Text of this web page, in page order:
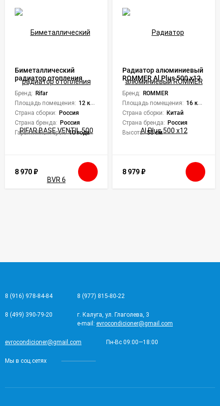
Биметаллический
радиатор отопления
RIFAR BASE VENTIL 500
BVR 6
Бренд: Rifar
Площадь помещения: 12 кв. м.
Страна сборки: Россия
Страна бренда: Россия
Гарантийный срок: 10 года
8 970 ₽
Радиатор алюминиевый
ROMMER Al Plus 500 x12
Бренд: ROMMER
Площадь помещения: 16 кв. м.
Страна сборки: Китай
Страна бренда: Россия
Высота: 56 см
8 979 ₽
8 (916) 978-84-84 8 (977) 815-80-22
8 (499) 390-79-20
г. Калуга, ул. Глаголева, 3
e-mail: evrocondicioner@gmail.com
evrocondicioner@gmail.com Пн-Вс 09:00—18:00
Мы в соц.сетях